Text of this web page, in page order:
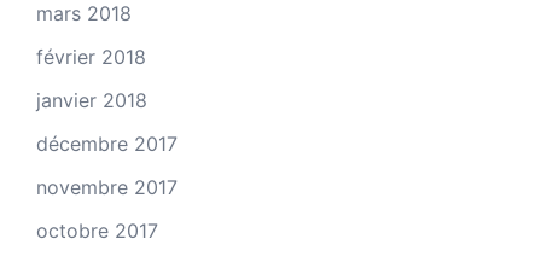
mars 2018
février 2018
janvier 2018
décembre 2017
novembre 2017
octobre 2017